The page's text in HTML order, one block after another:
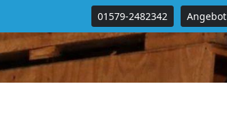
01579-2482342 Angebot